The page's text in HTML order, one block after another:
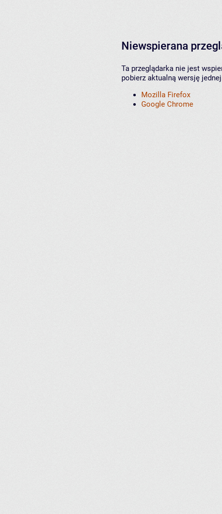
Niewspierana
Ta przeglądarka nie jest
pobierz aktualną wersję
Mozilla Firefox
Google Chrome